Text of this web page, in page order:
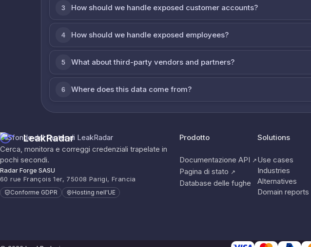
3 How should we handle exposed customer accounts?
4 How should we handle exposed employees?
5 What about third-party vendors and partners?
6 Where does this data come from?
LeakRadar
Cerca, monitora e correggi credenziali trapelate in
pochi secondi.
Radar Forge SASU
60 rue François 1er, 75008 Parigi, Francia
Conforme GDPR Hosting nell'UE
Prodotto
Documentazione API ↗
Pagina di stato ↗
Database delle fughe
Solutions
Use cases
Industries
Alternatives
Domain reports